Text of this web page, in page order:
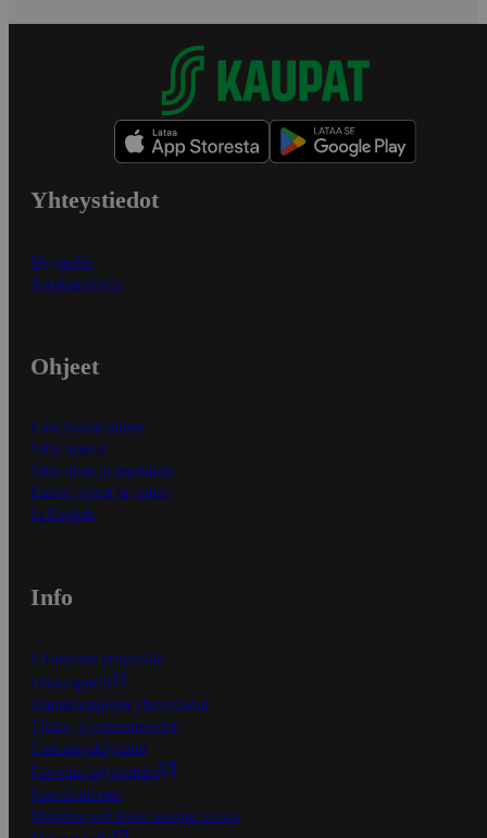
Yhteystiedot
Myymälät
Asiakaspalvelu
Ohjeet
Ensitilaajan ohjeet
Näin maksat
Näin tilaat ja muokkaat
Kaikki ohjeet ja vinkit
In English
Info
S-Business yrityksille
Oiva-raportit
Osuuskauppojen yhteystiedot
Tilaus- ja toimitusehdot
Tietosuojakäytäntö
Palvelun käyttöehdot
Saavutettavuus
Mobiilisovelluksen saavutettavuus